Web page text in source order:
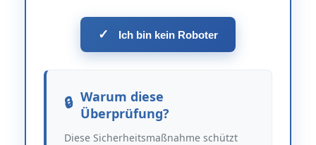
✓ Ich bin kein Roboter
Warum diese
Überprüfung?
Diese Sicherheitsmaßnahme schützt